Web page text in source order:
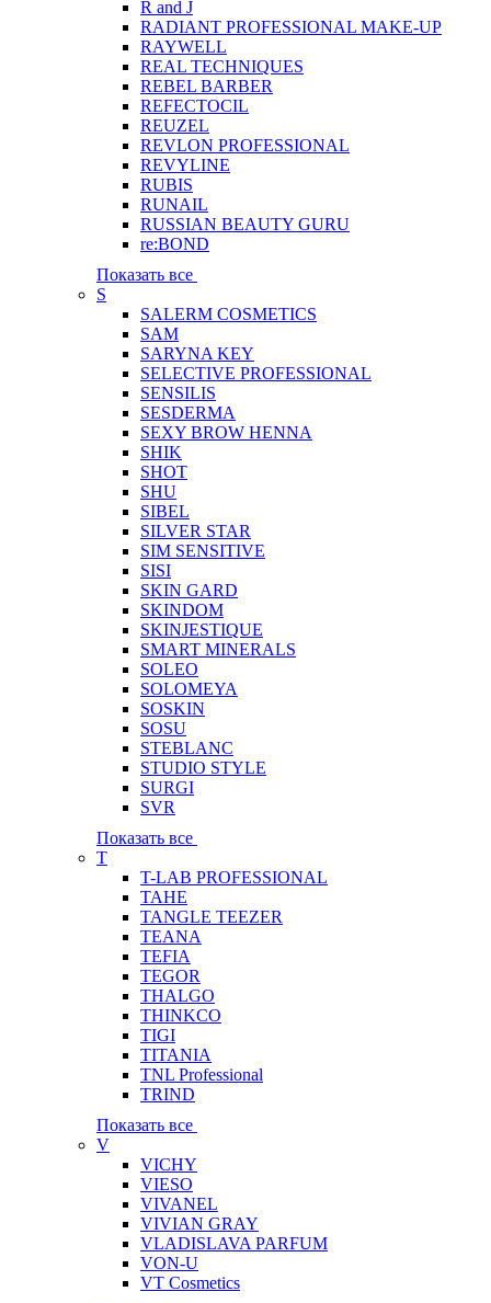
R and J
RADIANT PROFESSIONAL MAKE-UP
RAYWELL
REAL TECHNIQUES
REBEL BARBER
REFECTOCIL
REUZEL
REVLON PROFESSIONAL
REVYLINE
RUBIS
RUNAIL
RUSSIAN BEAUTY GURU
re:BOND
Показать все
S
SALERM COSMETICS
SAM
SARYNA KEY
SELECTIVE PROFESSIONAL
SENSILIS
SESDERMA
SEXY BROW HENNA
SHIK
SHOT
SHU
SIBEL
SILVER STAR
SIM SENSITIVE
SISI
SKIN GARD
SKINDOM
SKINJESTIQUE
SMART MINERALS
SOLEO
SOLOMEYA
SOSKIN
SOSU
STEBLANC
STUDIO STYLE
SURGI
SVR
Показать все
T
T-LAB PROFESSIONAL
TAHE
TANGLE TEEZER
TEANA
TEFIA
TEGOR
THALGO
THINKCO
TIGI
TITANIA
TNL Professional
TRIND
Показать все
V
VICHY
VIESO
VIVANEL
VIVIAN GRAY
VLADISLAVA PARFUM
VON-U
VT Cosmetics